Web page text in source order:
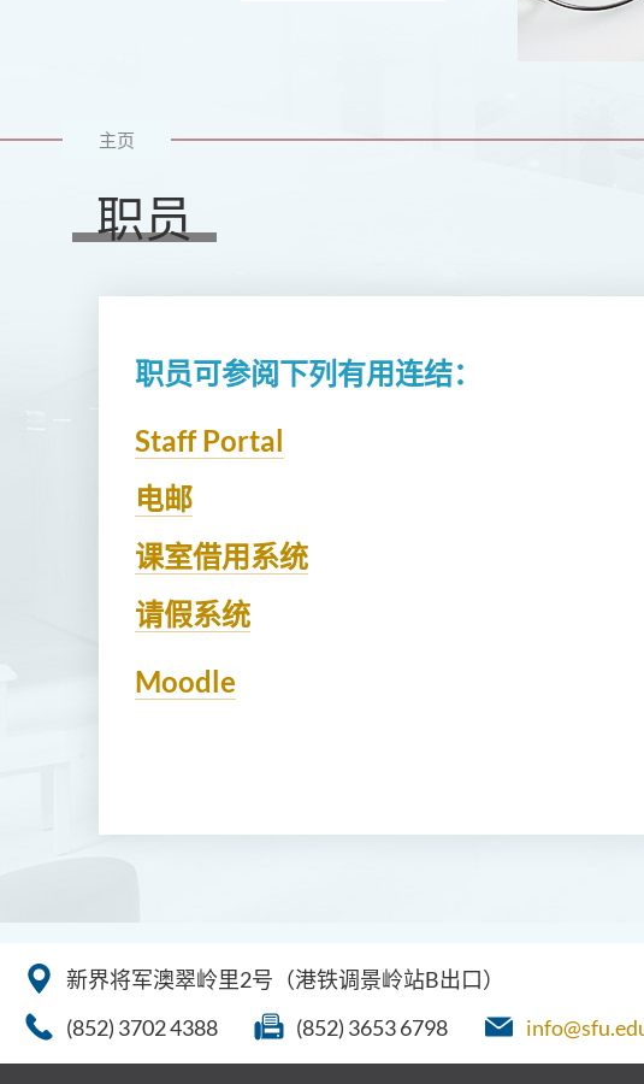
主页
职员
职员可参阅下列有用连结：
Staff Portal
电邮
课室借用系统
请假系统
Moodle
新界将军澳翠岭里2号（港铁调景岭站B出口）
(852) 3702 4388
(852) 3653 6798